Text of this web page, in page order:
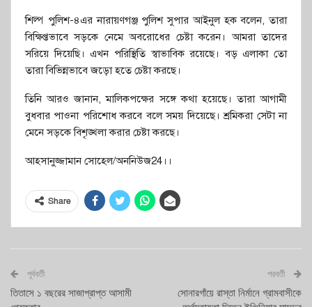
শিল্প পুলিশ-৪এর নারায়ণগঞ্জ পুলিশ সুপার আইনুল হক বলেন, তারা
বিক্ষিপ্তভাবে সড়কে নেমে অবরোধের চেষ্টা করেন। আমরা তাদের
সরিয়ে দিয়েছি। এখন পরিস্থিতি স্বাভাবিক রয়েছে। বড় এলাকা তো
তারা বিভিন্নভাবে জড়ো হতে চেষ্টা করছে।
তিনি আরও জানান, মালিকপক্ষের সঙ্গে কথা হয়েছে। তারা আগামী
বুধবার পাওনা পরিশোধ করবে বলে সময় দিয়েছে। শ্রমিকরা সেটা না
মেনে সড়কে বিশৃঙ্খলা করার চেষ্টা করছে।
আহসানুজ্জামান সোহেল/অননিউজ24।।
Share
পূর্ববর্তী
তিতাসে ১ বছরের সাজাপ্রাপ্ত আসামী
পরবর্তী
সোনারগাঁয়ে রাস্তা নির্মানে গ্রামবাসীকে